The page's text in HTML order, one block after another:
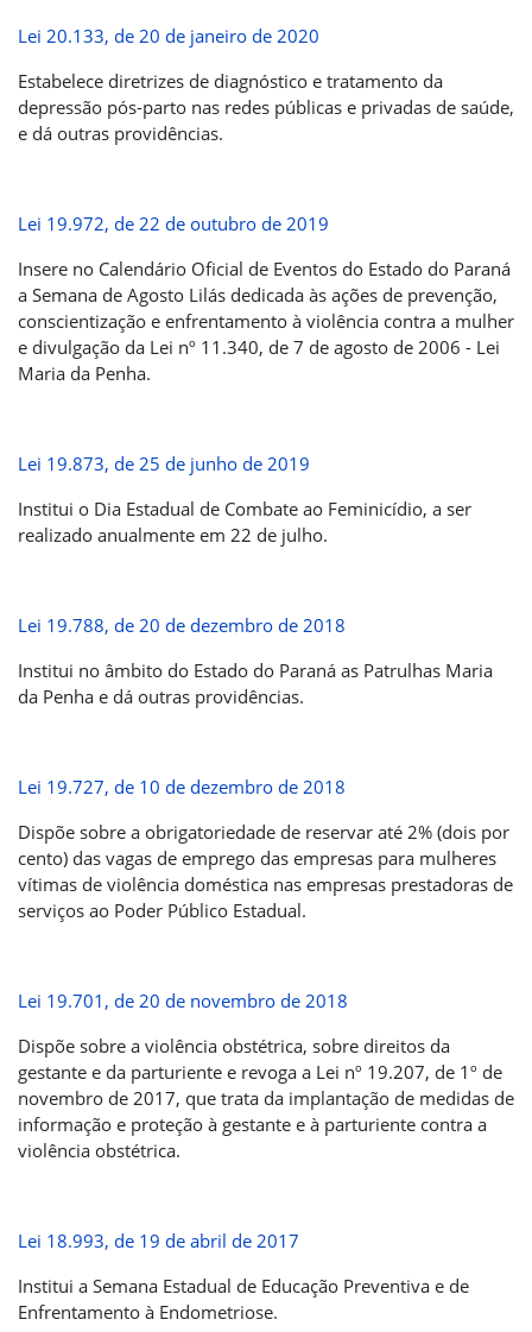
Lei 20.133, de 20 de janeiro de 2020
Estabelece diretrizes de diagnóstico e tratamento da
depressão pós-parto nas redes públicas e privadas de saúde,
e dá outras providências.
Lei 19.972, de 22 de outubro de 2019
Insere no Calendário Oficial de Eventos do Estado do Paraná
a Semana de Agosto Lilás dedicada às ações de prevenção,
conscientização e enfrentamento à violência contra a mulher
e divulgação da Lei nº 11.340, de 7 de agosto de 2006 - Lei
Maria da Penha.
Lei 19.873, de 25 de junho de 2019
Institui o Dia Estadual de Combate ao Feminicídio, a ser
realizado anualmente em 22 de julho.
Lei 19.788, de 20 de dezembro de 2018
Institui no âmbito do Estado do Paraná as Patrulhas Maria
da Penha e dá outras providências.
Lei 19.727, de 10 de dezembro de 2018
Dispõe sobre a obrigatoriedade de reservar até 2% (dois por
cento) das vagas de emprego das empresas para mulheres
vítimas de violência doméstica nas empresas prestadoras de
serviços ao Poder Público Estadual.
Lei 19.701, de 20 de novembro de 2018
Dispõe sobre a violência obstétrica, sobre direitos da
gestante e da parturiente e revoga a Lei nº 19.207, de 1º de
novembro de 2017, que trata da implantação de medidas de
informação e proteção à gestante e à parturiente contra a
violência obstétrica.
Lei 18.993, de 19 de abril de 2017
Institui a Semana Estadual de Educação Preventiva e de
Enfrentamento à Endometriose.